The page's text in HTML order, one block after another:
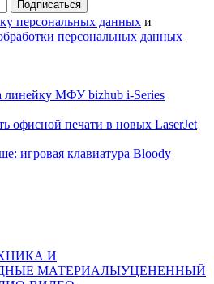
персональных данных и
персональных данных
линейку МФУ bizhub i-Series
офисной печати в новых LaserJet
игровая клавиатура Bloody
И
МАТЕРИАЛЫУЦЕНЕННЫЙ